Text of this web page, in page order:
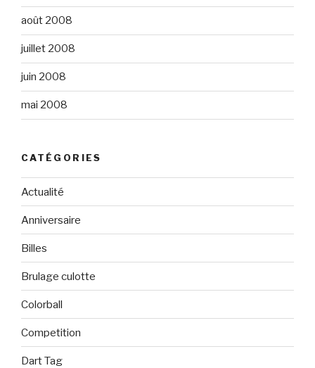
août 2008
juillet 2008
juin 2008
mai 2008
CATÉGORIES
Actualité
Anniversaire
Billes
Brulage culotte
Colorball
Competition
Dart Tag